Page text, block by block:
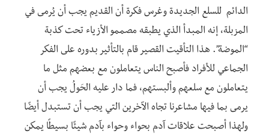
الدائم للسلع الجديدة وغرس فكرة أن القديم يجب أن يُرمى في
المزبلة، إنه المبدأ الذي يطبقه مصممو الأزياء تحت كذبة
“الموضة”. هذا التأقيت القصير قام بالتأثير بدوره على الفكر
الجماعي للأفراد فأصبح الناس يتعاملون مع بعضهم مثل ما
يتعاملون مع سلعهم وألبستهم، فما دار عليه الحَولُ يجب أن
يرمى بما فيها مشاعرنا تجاه الآخرين التي يجب أن تستبدل أيضًا
ولهذا أصبحت علاقات آدم بحواء وحواء بآدم شيئًا بسيطًا يمكن